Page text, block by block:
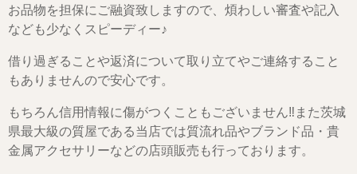
お品物を担保にご融資致しますので、煩わしい審査や記入
なども少なくスピーディー♪
借り過ぎることや返済について取り立てやご連絡すること
もありませんので安心です。
もちろん信用情報に傷がつくこともございません‼また茨城
県最大級の質屋である当店では質流れ品やブランド品・貴
金属アクセサリーなどの店頭販売も行っております。